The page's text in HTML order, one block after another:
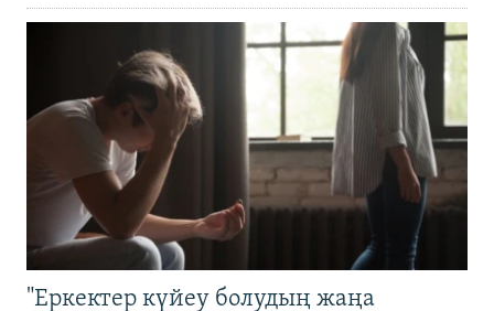
"Еркектер күйеу болудың жаңа